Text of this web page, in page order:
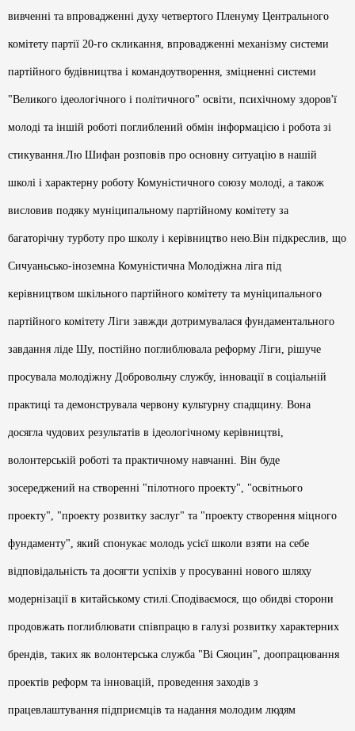
вивченні та впровадженні духу четвертого Пленуму Центрального
комітету партії 20-го скликання, впровадженні механізму системи
партійного будівництва і командоутворення, зміцненні системи
"Великого ідеологічного і політичного" освіти, психічному здоров'ї
молоді та іншій роботі поглиблений обмін інформацією і робота зі
стикування.Лю Шифан розповів про основну ситуацію в нашій
школі і характерну роботу Комуністичного союзу молоді, а також
висловив подяку муніципальному партійному комітету за
багаторічну турботу про школу і керівництво нею.Він підкреслив, що
Сичуаньсько-іноземна Комуністична Молодіжна ліга під
керівництвом шкільного партійного комітету та муніципального
партійного комітету Ліги завжди дотримувалася фундаментального
завдання ліде Шу, постійно поглиблювала реформу Ліги, рішуче
просувала молодіжну Добровольчу службу, інновації в соціальній
практиці та демонструвала червону культурну спадщину. Вона
досягла чудових результатів в ідеологічному керівництві,
волонтерській роботі та практичному навчанні. Він буде
зосереджений на створенні "пілотного проекту", "освітнього
проекту", "проекту розвитку заслуг" та "проекту створення міцного
фундаменту", який спонукає молодь усієї школи взяти на себе
відповідальність та досягти успіхів у просуванні нового шляху
модернізації в китайському стилі.Сподіваємося, що обидві сторони
продовжать поглиблювати співпрацю в галузі розвитку характерних
брендів, таких як волонтерська служба "Ві Сяоцин", доопрацювання
проектів реформ та інновацій, проведення заходів з
працевлаштування підприємців та надання молодим людям